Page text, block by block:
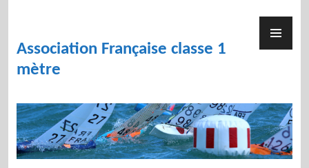
content
Association Française classe 1
mètre